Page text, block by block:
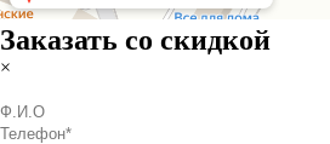
Заказать со скидкой
×